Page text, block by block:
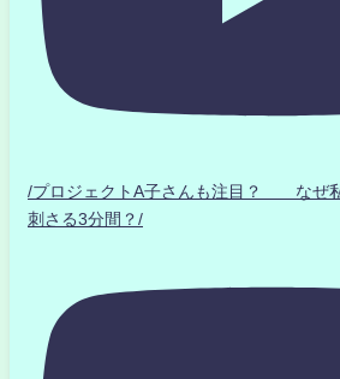
/プロジェクトA子さんも注目？ なぜ
刺さる3分間？/